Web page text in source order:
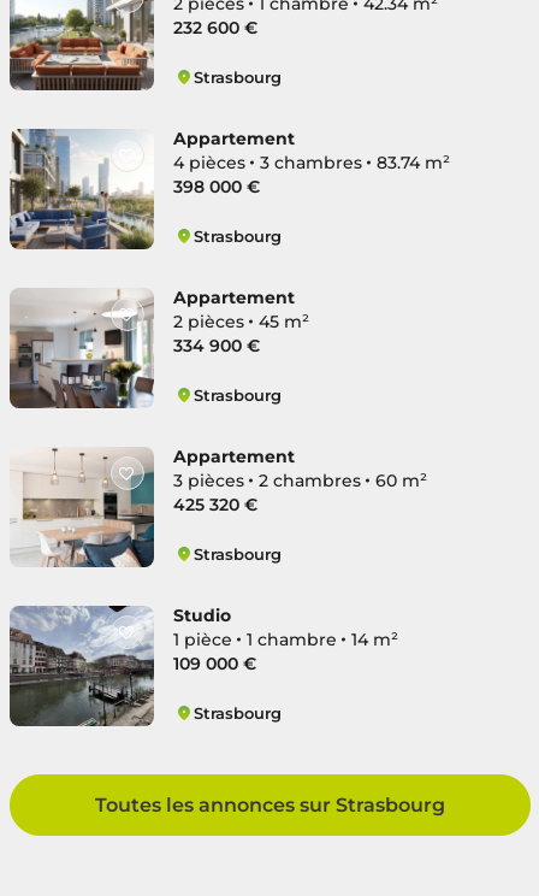
232 600 €
Strasbourg
Appartement
4 pièces
3 chambres
83.74 m²
398 000 €
Strasbourg
Appartement
2 pièces
45 m²
334 900 €
Strasbourg
Appartement
3 pièces
2 chambres
60 m²
425 320 €
Strasbourg
Studio
1 pièce
1 chambre
14 m²
109 000 €
Strasbourg
Toutes les annonces sur Strasbourg